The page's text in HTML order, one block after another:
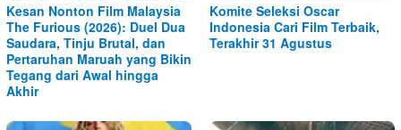
Kesan Nonton Film Malaysia
The Furious (2026): Duel Dua
Saudara, Tinju Brutal, dan
Pertaruhan Maruah yang Bikin
Tegang dari Awal hingga
Akhir
Komite Seleksi Oscar
Indonesia Cari Film Terbaik,
Terakhir 31 Agustus